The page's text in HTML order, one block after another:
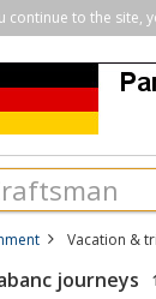
to the site,
Vacation &
journeys